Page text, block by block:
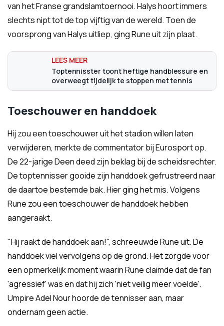
van het Franse grandslamtoernooi. Halys hoort immers
slechts nipt tot de top vijftig van de wereld. Toen de
voorsprong van Halys uitliep, ging Rune uit zijn plaat.
Toptennisster toont heftige handblessure en
overweegt tijdelijk te stoppen met tennis
Toeschouwer en handdoek
Hij zou een toeschouwer uit het stadion willen laten
verwijderen, merkte de commentator bij Eurosport op.
De 22-jarige Deen deed zijn beklag bij de scheidsrechter.
De toptennisser gooide zijn handdoek gefrustreerd naar
de daartoe bestemde bak. Hier ging het mis. Volgens
Rune zou een toeschouwer de handdoek hebben
aangeraakt.
"Hij raakt de handdoek aan!", schreeuwde Rune uit. De
handdoek viel vervolgens op de grond. Het zorgde voor
een opmerkelijk moment waarin Rune claimde dat de fan
'agressief' was en dat hij zich 'niet veilig meer voelde'.
UmpireAdel Nour hoorde de tennisser aan, maar
ondernam geen actie.